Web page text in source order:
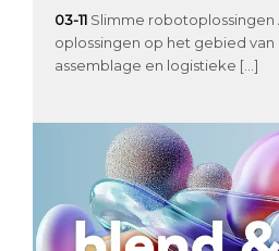
03-11 Slimme robotoplossingen
oplossingen op het gebied van
assemblage en logistieke […]